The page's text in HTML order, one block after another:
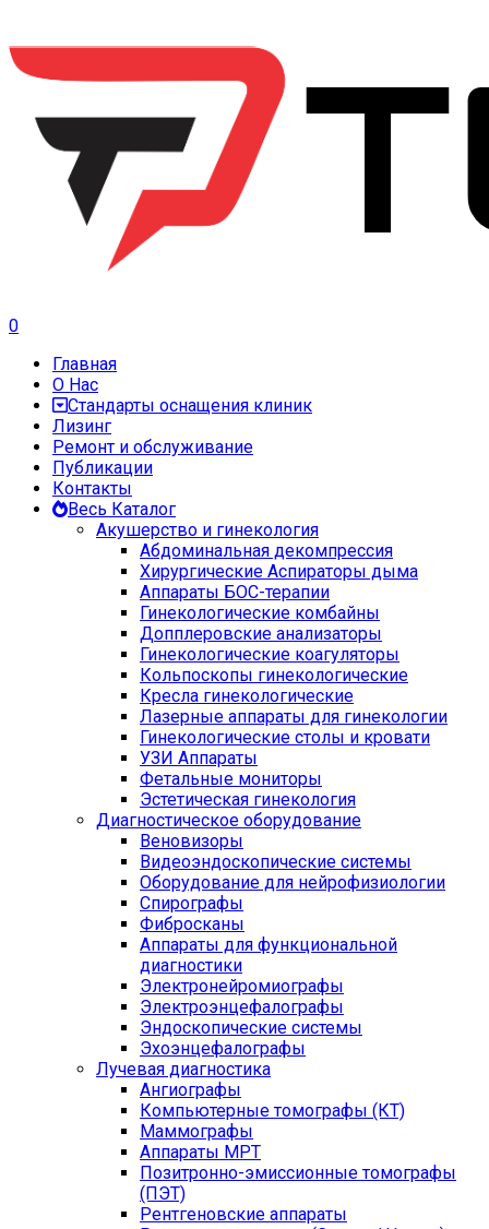
0
Главная
О Нас
Стандарты оснащения клиник
Лизинг
Ремонт и обслуживание
Публикации
Контакты
Весь Каталог
Акушерство и гинекология
Абдоминальная декомпрессия
Хирургические Аспираторы дыма
Аппараты БОС-терапии
Гинекологические комбайны
Допплеровские анализаторы
Гинекологические коагуляторы
Кольпоскопы гинекологические
Кресла гинекологические
Лазерные аппараты для гинекологии
Гинекологические столы и кровати
УЗИ Аппараты
Фетальные мониторы
Эстетическая гинекология
Диагностическое оборудование
Веновизоры
Видеоэндоскопические системы
Оборудование для нейрофизиологии
Спирографы
Фибросканы
Аппараты для функциональной
диагностики
Электронейромиографы
Электроэнцефалографы
Эндоскопические системы
Эхоэнцефалографы
Лучевая диагностика
Ангиографы
Компьютерные томографы (КТ)
Маммографы
Аппараты МРТ
Позитронно-эмиссионные томографы
(ПЭТ)
Рентгеновские аппараты